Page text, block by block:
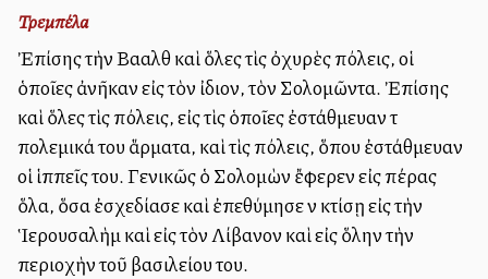
Τρεμπέλα
Ἐπίσης τὴν Βααλὰθ καὶ ὅλες τὶς ὀχυρὲς πόλεις, οἱ
ὁποῖες ἀνῆκαν εἰς τὸν ἰδιον, τὸν Σολομῶντα. Ἐπίσης
καὶ ὅλες τὶς πόλεις, εἰς τὶς ὁποῖες ἐστάθμευαν τὰ
πολεμικά του ἅρματα, καὶ τὶς πόλεις, ὅπου ἐστάθμευαν
οἱ ἱππεῖς του. Γενικῶς ὁ Σολομὼν ἔφερεν εἰς πέρας
ὅλα, ὅσα ἐσχεδίασε καὶ ἐπεθύμησε νὰ κτίσῃ εἰς τὴν
Ἱερουσαλὴμ καὶ εἰς τὸν Λίβανον καὶ εἰς ὅλην τὴν
περιοχὴν τοῦ βασιλείου του.